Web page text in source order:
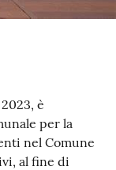
è
per la
nel Comune
al fine di